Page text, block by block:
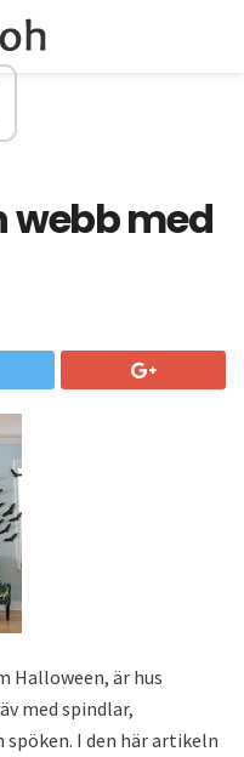
webb med
Halloween, är hus
med spindlar,
I den här artikeln